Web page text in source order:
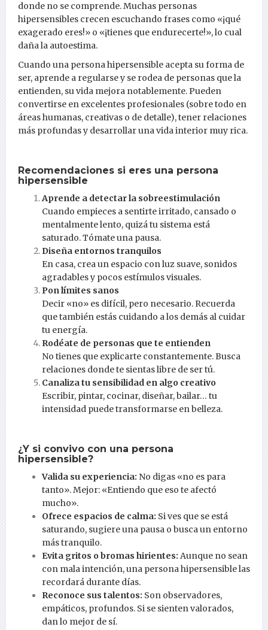
donde no se comprende. Muchas personas
hipersensibles crecen escuchando frases como «¡qué
exagerado eres!» o «¡tienes que endurecerte!», lo cual
daña la autoestima.
Cuando una persona hipersensible acepta su forma de
ser, aprende a regularse y se rodea de personas que la
entienden, su vida mejora notablemente. Pueden
convertirse en excelentes profesionales (sobre todo en
áreas humanas, creativas o de detalle), tener relaciones
más profundas y desarrollar una vida interior muy rica.
Recomendaciones si eres una persona
hipersensible
Aprende a detectar la sobreestimulación
Cuando empieces a sentirte irritado, cansado o
mentalmente lento, quizá tu sistema está
saturado. Tómate una pausa.
Diseña entornos tranquilos
En casa, crea un espacio con luz suave, sonidos
agradables y pocos estímulos visuales.
Pon límites sanos
Decir «no» es difícil, pero necesario. Recuerda
que también estás cuidando a los demás al cuidar
tu energía.
Rodéate de personas que te entienden
No tienes que explicarte constantemente. Busca
relaciones donde te sientas libre de ser tú.
Canaliza tu sensibilidad en algo creativo
Escribir, pintar, cocinar, diseñar, bailar… tu
intensidad puede transformarse en belleza.
¿Y si convivo con una persona
hipersensible?
Valida su experiencia: No digas «no es para
tanto». Mejor: «Entiendo que eso te afectó
mucho».
Ofrece espacios de calma: Si ves que se está
saturando, sugiere una pausa o busca un entorno
más tranquilo.
Evita gritos o bromas hirientes: Aunque no sean
con mala intención, una persona hipersensible las
recordará durante días.
Reconoce sus talentos: Son observadores,
empáticos, profundos. Si se sienten valorados,
dan lo mejor de sí.